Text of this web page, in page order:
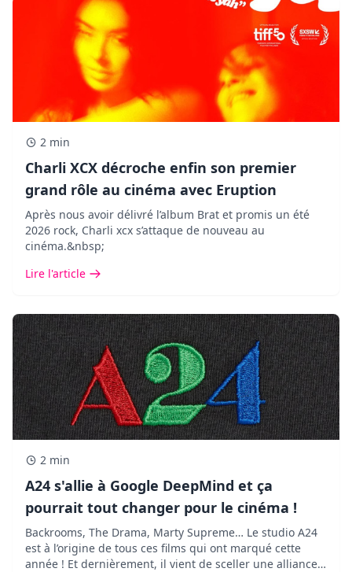
2 min
Charli XCX décroche enfin son premier
grand rôle au cinéma avec Eruption
Après nous avoir délivré l’album Brat et promis un été
2026 rock, Charli xcx s’attaque de nouveau au
cinéma.&nbsp;
Lire l'article
2 min
A24 s'allie à Google DeepMind et ça
pourrait tout changer pour le cinéma !
Backrooms, The Drama, Marty Supreme… Le studio A24
est à l’origine de tous ces films qui ont marqué cette
année ! Et dernièrement, il vient de sceller une alliance